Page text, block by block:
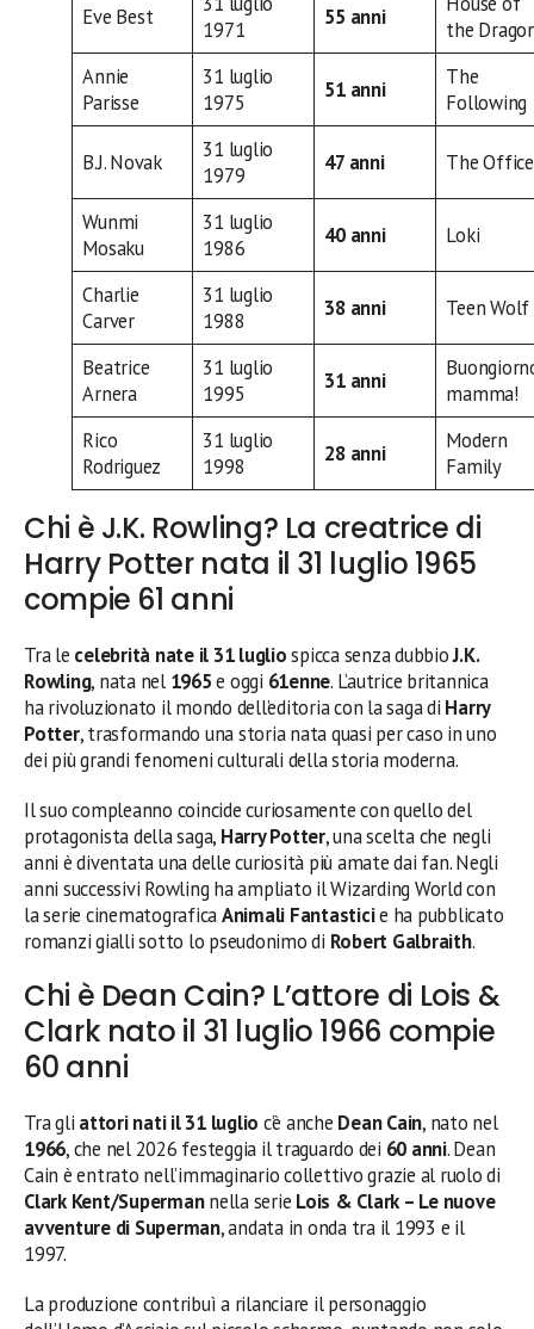
Eve Best
1971
55 anni
the
Annie
Parisse
31 luglio
1975
51 anni
The
Following
B.J. Novak
31 luglio
1979
47 anni The Office
Wunmi
Mosaku
31 luglio
1986
40 anni Loki
Charlie
Carver
31 luglio
1988
38 anni Teen Wolf
Beatrice
Arnera
31 luglio
1995
31 anni
mamma!
Rico
Rodriguez
31 luglio
1998
28 anni
Modern
Family
Chi è J.K. Rowling? La creatrice di
Harry Potter nata il 31 luglio 1965
compie 61 anni
Tra le celebrità nate il 31 lugliospicca senza dubbioJ.K.
Rowling, nata nel 1965e oggi 61enne. L’autrice britannica
ha rivoluzionato il mondo dell’editoria con la saga di Harry
Potter, trasformando una storia nata quasi per caso in uno
dei più grandi fenomeni culturali della storia moderna.
Il suo compleanno coincide curiosamente con quello del
protagonista della saga, Harry Potter, una scelta che negli
anni è diventata una delle curiosità più amate dai fan. Negli
anni successivi Rowling ha ampliato il Wizarding World con
la serie cinematograficaAnimali Fantasticie ha pubblicato
romanzi gialli sotto lo pseudonimo di Robert Galbraith.
Chi è Dean Cain? L’attore di Lois &
Clark nato il 31 luglio 1966 compie
60 anni
Tra gli attori nati il 31 luglio c’è anche Dean Cain, nato nel
1966, che nel 2026 festeggia il traguardo dei 60 anni. Dean
Cain è entrato nell’immaginario collettivo grazie al ruolo di
Clark Kent/Supermannella serie Lois & Clark – Le nuove
avventure di Superman, andata in onda tra il 1993 e il
1997.
La produzione contribuì a rilanciare il personaggio